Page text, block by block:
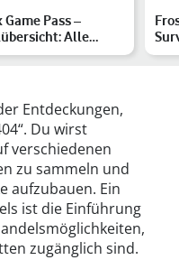
Game Pass –
Alle
Spiele im
Entdeckungen,
Du wirst
verschiedenen
zu sammeln und
aufzubauen. Ein
ist die Einführung
zugänglich sind.